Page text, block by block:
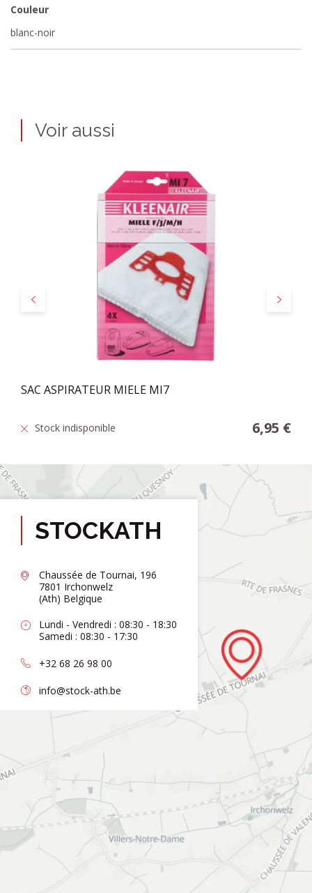
Couleur
blanc-noir
Voir aussi
Précédent Suivant
SAC ASPIRATEUR MIELE MI7
Stock indisponible 6,95 €
STOCKATH
Chaussée de Tournai, 196
7801 Irchonwelz
(Ath) Belgique
Lundi - Vendredi : 08:30 - 18:30
Samedi : 08:30 - 17:30
+32 68 26 98 00
info@stock-ath.be